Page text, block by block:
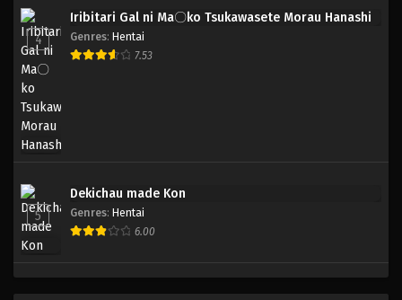
4
Iribitari Gal ni Ma〇ko Tsukawasete Morau Hanashi
Genres: Hentai
7.53
5
Dekichau made Kon
Genres: Hentai
6.00